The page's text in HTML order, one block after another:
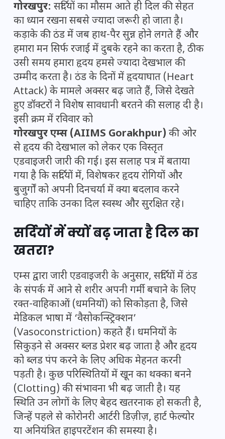
गोरखपुर: सर्दियों का मौसम आते ही दिल की सेहत
का ध्यान रखना सबसे ज्यादा जरूरी हो जाता है।
कड़ाके की ठंड में जब हाथ-पैर सुन्न होने लगते हैं और
हमारा मन सिर्फ रजाई में दुबके रहने का करता है, ठीक
उसी समय हमारा हृदय हमसे ज्यादा देखभाल की
उम्मीद करता है। ठंड के दिनों में हृदयाघात (Heart
Attack) के मामले अक्सर बढ़ जाते हैं, जिसे देखते
हुए डॉक्टरों ने विशेष सावधानी बरतने की सलाह दी है।
इसी क्रम में रविवार को
गोरखपुर एम्स (AIIMS Gorakhpur) की ओर
से हृदय की देखभाल को लेकर एक विस्तृत
एडवाइजरी जारी की गई। इस सलाह पत्र में बताया
गया है कि सर्दियों में, विशेषकर हृदय रोगियों और
बुजुर्गों को अपनी दिनचर्या में क्या बदलाव करने
चाहिए ताकि उनका दिल स्वस्थ और सुरक्षित रहे।
सर्दियों में क्यों बढ़ जाता है दिल का
खतरा?
एम्स द्वारा जारी एडवाइजरीके अनुसार, सर्दियों में ठंड
के संपर्क में आने से शरीर अपनी गर्मी बचाने के लिए
रक्त-वाहिकाओं (धमनियों) को सिकोड़ता है, जिसे
मेडिकल भाषा में ‘वैसोकन्स्ट्रिक्शन’
(Vasoconstriction) कहते हैं। धमनियों के
सिकुड़ने से अक्सर ब्लड प्रेशर बढ़ जाता है और हृदय
को ब्लड पंप करने के लिए अधिक मेहनत करनी
पड़ती है। कुछ परिस्थितियों में खून का थक्का बनने
(Clotting) की संभावना भी बढ़ जाती है। यह
स्थिति उन लोगों के लिए बेहद खतरनाक हो सकती है,
जिन्हें पहले से कोरोनरी आर्टरी डिज़ीज़, हार्ट फेल्योर
या अनियंत्रित हाइपरटेंशन की समस्या है।